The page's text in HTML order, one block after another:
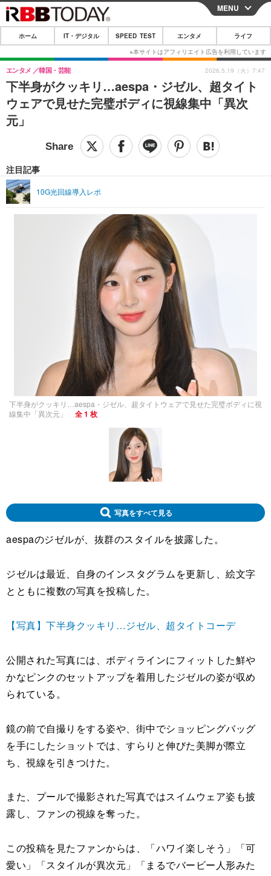
CLOSE
ホーム
IT・デジタル
IT・デジタルTOP スマートフォン
ショッピング その他
SPEED TEST
エンタメ
エンタメTOP 映画・ドラマ
音楽
グラビア
ショッピング
ペット
その他
リリース一覧
プッシュ通知の停止方法
MENU
ホーム IT・デジタル SPEED TEST エンタメ ライフ
下半身がクッキリ…aespa・ジゼル、超タイト
ウェアで見せた完璧ボディに視線集中「異次
元」
エンタメ 韓国・芸能
注目記事
10G光回線導入レポ
2026.5.19（火）7:47
下半身がクッキリ…aespa・ジゼル、超タイトウェアで見せた完璧ボディに視
線集中「異次元」
全 1 枚
写真をすべて見る
aespaのジゼルが、抜群のスタイルを披露した。
ジゼルは最近、自身のインスタグラムを更新し、絵文字
とともに複数の写真を投稿した。
【写真】下半身クッキリ…ジゼル、超タイトコーデ
公開された写真には、ボディラインにフィットした鮮や
かなピンクのセットアップを着用したジゼルの姿が収め
られている。
鏡の前で自撮りをする姿や、街中でショッピングバッグ
を手にしたショットでは、すらりと伸びた美脚が際立
ち、視線を引きつけた。
また、プールで撮影された写真ではスイムウェア姿も披
露し、ファンの視線を奪った。
この投稿を見たファンからは、「ハワイ楽しそう」「可
愛い」「スタイルが異次元」「まるでバービー人形みた